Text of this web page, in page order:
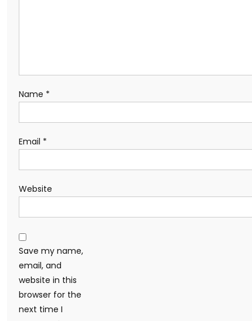
Name *
Email *
Website
Save my name,
email, and
website in this
browser for the
next time I